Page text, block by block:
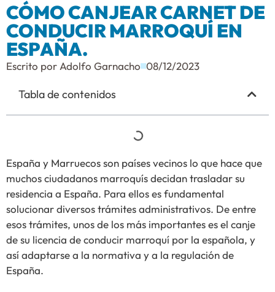
CÓMO CANJEAR CARNET DE
CONDUCIR MARROQUÍ EN
ESPAÑA.
Escrito por Adolfo Garnacho 08/12/2023
Tabla de contenidos
España y Marruecos son países vecinos lo que hace que
muchos ciudadanos marroquís decidan trasladar su
residencia a España. Para ellos es fundamental
solucionar diversos trámites administrativos. De entre
esos trámites, unos de los más importantes es el canje
de su licencia de conducir marroquí por la española, y
así adaptarse a la normativa y a la regulación de
España.